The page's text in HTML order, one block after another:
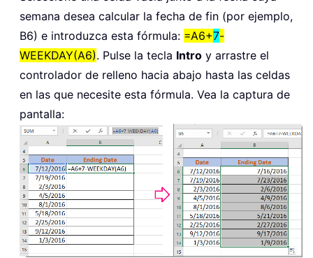
semana desea calcular la fecha de fin (por ejemplo,
B6) e introduzca esta fórmula: =A6+7-
WEEKDAY(A6). Pulse la tecla Intro y arrastre el
controlador de relleno hacia abajo hasta las celdas
en las que necesite esta fórmula. Vea la captura de
pantalla: